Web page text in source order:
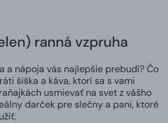
ranná vzpruha
a nápoja vás najlepšie prebudí? Čo
šiška a káva, ktorí sa s vami
usmievať na svet z vášho
darček pre slečny a pani, ktoré